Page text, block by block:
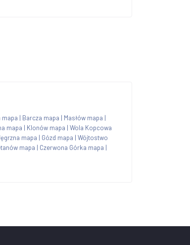
mapa | Barcza mapa | Masłów mapa |
mapa | Klonów mapa | Wola Kopcowa
mapa | Gózd mapa | Wójtostwo
mapa | Czerwona Górka mapa |